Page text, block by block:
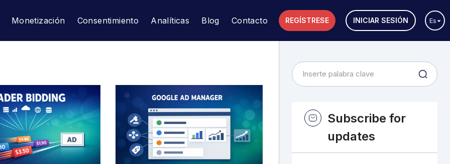
REGÍSTRESE INICIAR SESIÓN Es
Monetización Consentimiento Analíticas Blog Contacto
Subscribe for
updates